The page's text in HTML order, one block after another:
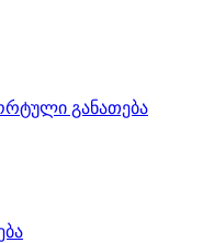
განათება